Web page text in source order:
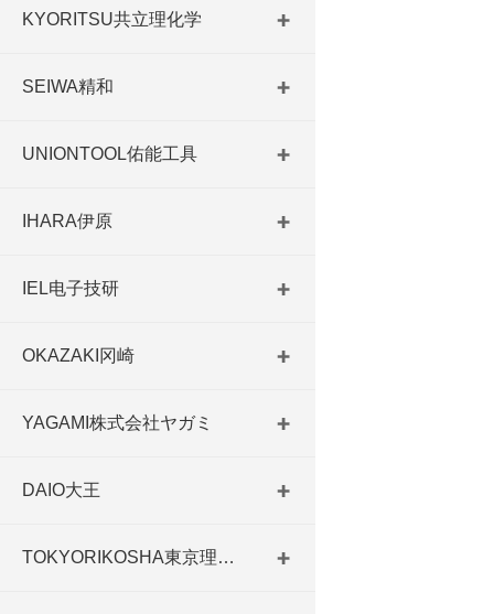
KYORITSU共立理化学
SEIWA精和
UNIONTOOL佑能工具
IHARA伊原
IEL电子技研
OKAZAKI冈崎
YAGAMI株式会社ヤガミ
DAIO大王
TOKYORIKOSHA東京理工舎